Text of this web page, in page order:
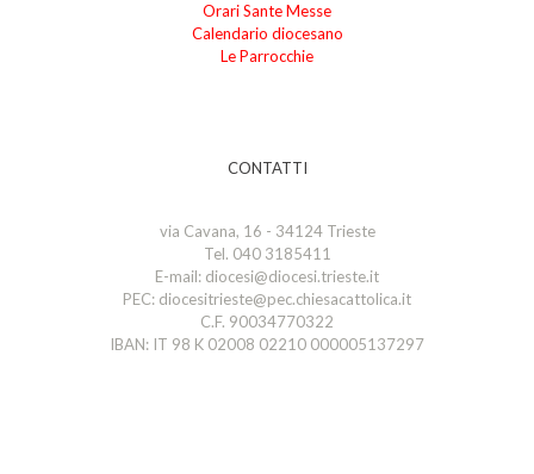
Orari Sante Messe
Calendario diocesano
Le Parrocchie
CONTATTI
via Cavana, 16 - 34124 Trieste
Tel. 040 3185411
E-mail: diocesi@diocesi.trieste.it
PEC: diocesitrieste@pec.chiesacattolica.it
C.F. 90034770322
IBAN: IT 98 K 02008 02210 000005137297